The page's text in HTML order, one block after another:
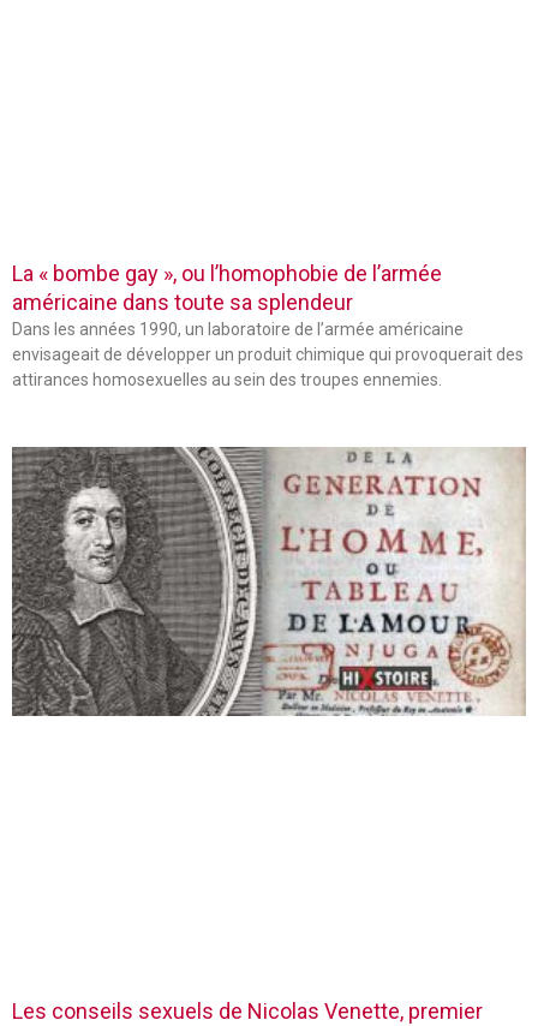
La « bombe gay », ou l’homophobie de l’armée
américaine dans toute sa splendeur
Dans les années 1990, un laboratoire de l’armée américaine
envisageait de développer un produit chimique qui provoquerait des
attirances homosexuelles au sein des troupes ennemies.
Les conseils sexuels de Nicolas Venette, premier